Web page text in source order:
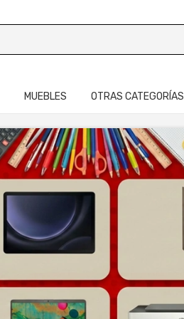
MUEBLES OTRAS CATEGORÍAS